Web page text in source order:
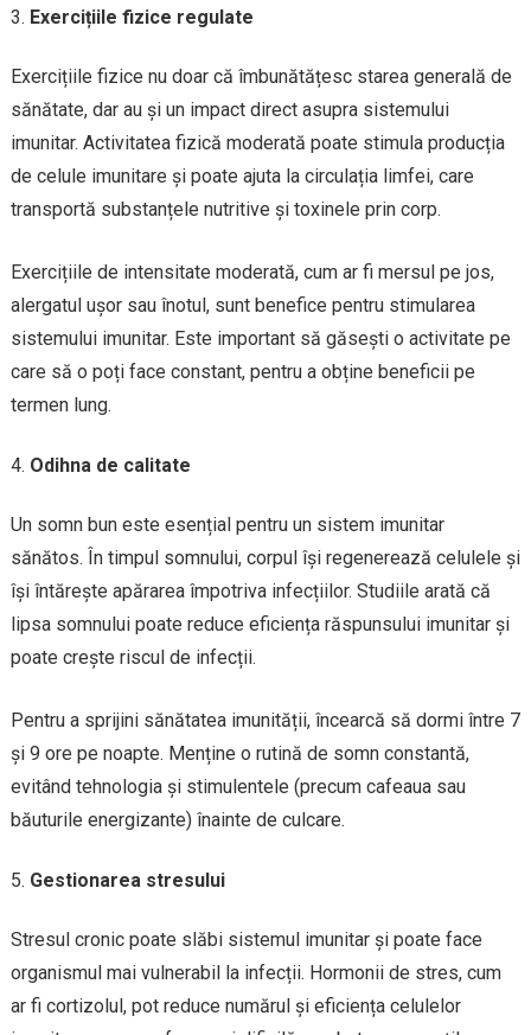
Exercițiile fizice regulate
Exercițiile fizice nu doar că îmbunătățesc starea generală de
sănătate, dar au și un impact direct asupra sistemului
imunitar. Activitatea fizică moderată poate stimula producția
de celule imunitare și poate ajuta la circulația limfei, care
transportă substanțele nutritive și toxinele prin corp.
Exercițiile de intensitate moderată, cum ar fi mersul pe jos,
alergatul ușor sau înotul, sunt benefice pentru stimularea
sistemului imunitar. Este important să găsești o activitate pe
care să o poți face constant, pentru a obține beneficii pe
termen lung.
Odihna de calitate
Un somn bun este esențial pentru un sistem imunitar
sănătos. În timpul somnului, corpul își regenerează celulele și
își întărește apărarea împotriva infecțiilor. Studiile arată că
lipsa somnului poate reduce eficiența răspunsului imunitar și
poate crește riscul de infecții.
Pentru a sprijini sănătatea imunității, încearcă să dormi între 7
și 9 ore pe noapte. Menține o rutină de somn constantă,
evitând tehnologia și stimulentele (precum cafeaua sau
băuturile energizante) înainte de culcare.
Gestionarea stresului
Stresul cronic poate slăbi sistemul imunitar și poate face
organismul mai vulnerabil la infecții. Hormonii de stres, cum
ar fi cortizolul, pot reduce numărul și eficiența celulelor